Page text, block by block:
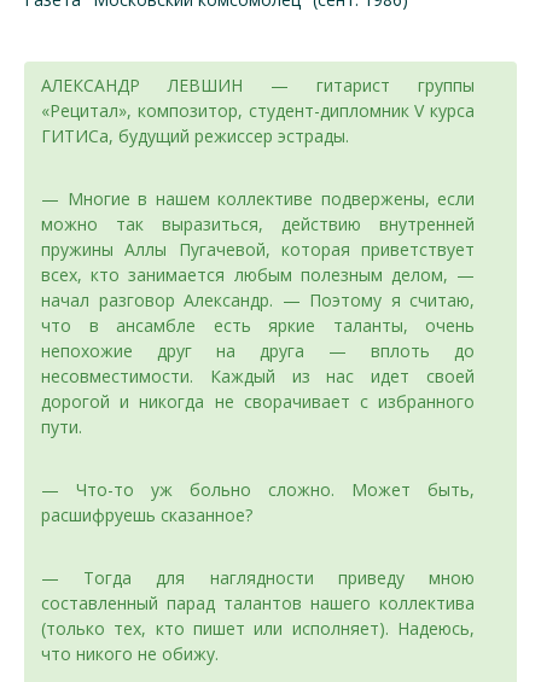
АЛЕКСАНДР ЛЕВШИН — гитарист группы
«Рецитал», композитор, студент-дипломник V курса
ГИТИСа, будущий режиссер эстрады.
— Многие в нашем коллективе подвержены, если
можно так выразиться, действию внутренней
пружины Аллы Пугачевой, которая приветствует
всех, кто занимается любым полезным делом, —
начал разговор Александр. — Поэтому я считаю,
что в ансамбле есть яркие таланты, очень
непохожие друг на друга — вплоть до
несовместимости. Каждый из нас идет своей
дорогой и никогда не сворачивает с избранного
пути.
— Что-то уж больно сложно. Может быть,
расшифруешь сказанное?
— Тогда для наглядности приведу мною
составленный парад талантов нашего коллектива
(только тех, кто пишет или исполняет). Надеюсь,
что никого не обижу.